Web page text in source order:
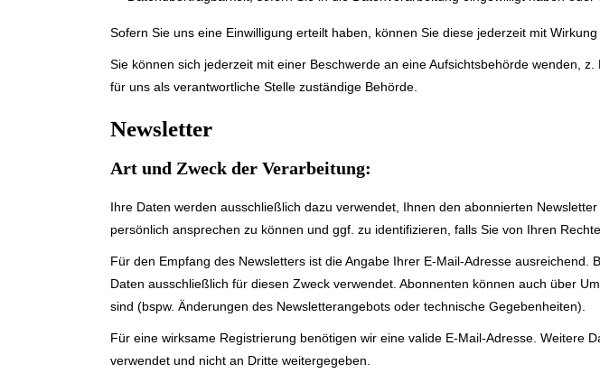
Sofern Sie uns eine Einwilligung erteilt haben, können Sie diese jederzeit mit
Sie können sich jederzeit mit einer Beschwerde an eine Aufsichtsbehörde wenden,
für uns als verantwortliche Stelle zuständige Behörde.
Newsletter
Art und Zweck der Verarbeitung:
Ihre Daten werden ausschließlich dazu verwendet, Ihnen den abonnierten
persönlich ansprechen zu können und ggf. zu identifizieren, falls Sie von Ihren
Für den Empfang des Newsletters ist die Angabe Ihrer E-Mail-Adresse
Daten ausschließlich für diesen Zweck verwendet. Abonnenten können auch über
sind (bspw. Änderungen des Newsletterangebots oder technische Gegebenheiten).
Für eine wirksame Registrierung benötigen wir eine valide E-Mail-Adresse. Weitere
verwendet und nicht an Dritte weitergegeben.